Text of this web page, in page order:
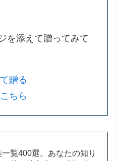
を添えて贈ってみて
贈る
ちら
覧400選。あなたの知り